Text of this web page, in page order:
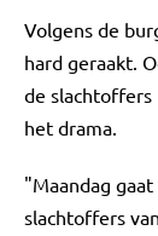
Volgens de
hard geraakt.
de
het drama.
"Maandag
slachtoffers